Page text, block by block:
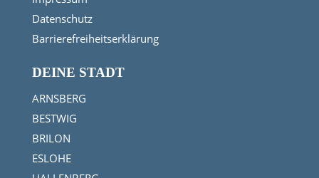
Datenschutz
Barrierefreiheitserklärung
DEINE STADT
ARNSBERG
BESTWIG
BRILON
ESLOHE